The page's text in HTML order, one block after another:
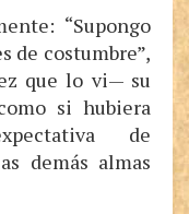
“Supongo
de costumbre”,
que lo vi— su
si hubiera
de
demás almas